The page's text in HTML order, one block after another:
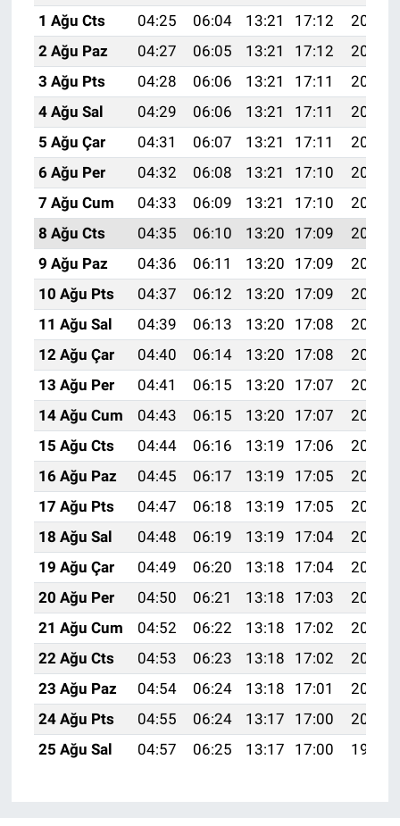
1 Ağu Cts
04:25 06:04 13:21 17:12
20:28
2 Ağu Paz
04:27 06:05 13:21 17:12
20:27
3 Ağu Pts
04:28 06:06 13:21 17:11
20:26
4 Ağu Sal
04:29 06:06 13:21 17:11
20:25
5 Ağu Çar
04:31 06:07 13:21 17:11
20:24
6 Ağu Per
04:32 06:08 13:21 17:10
20:23
7 Ağu Cum
04:33 06:09 13:21 17:10
20:22
8 Ağu Cts
04:35 06:10 13:20 17:09
20:21
9 Ağu Paz
04:36 06:11 13:20 17:09
20:20
10 Ağu Pts
04:37 06:12 13:20 17:09
20:19
11 Ağu Sal
04:39 06:13 13:20 17:08
20:17
12 Ağu Çar
04:40 06:14 13:20 17:08
20:16
13 Ağu Per
04:41 06:15 13:20 17:07
20:15
14 Ağu Cum
04:43 06:15 13:20 17:07
20:14
15 Ağu Cts
04:44 06:16 13:19 17:06
20:12
16 Ağu Paz
04:45 06:17 13:19 17:05
20:11
17 Ağu Pts
04:47 06:18 13:19 17:05
20:10
18 Ağu Sal
04:48 06:19 13:19 17:04
20:08
19 Ağu Çar
04:49 06:20 13:18 17:04
20:07
20 Ağu Per
04:50 06:21 13:18 17:03
20:06
21 Ağu Cum
04:52 06:22 13:18 17:02
20:04
22 Ağu Cts
04:53 06:23 13:18 17:02
20:03
23 Ağu Paz
04:54 06:24 13:18 17:01
20:02
24 Ağu Pts
04:55 06:24 13:17 17:00
20:00
25 Ağu Sal
04:57 06:25 13:17 17:00 19:59